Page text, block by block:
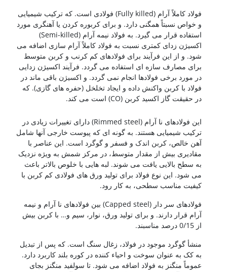
فولاد کاملاً آرام (Fully killed) فولادی است. که ترکیب شیمیایی
و خواص نسبتاً همگنی دارد. و برای کربوره کردن یا آهنگری مورد
استفاده قرار می گیرد. به فولاد نیمه آرام (Semi-killed)
اکسیژن زدای کمتری نسبت به فولاد کاملاً آرام سازی اضافه می
شود. و از این فرآیند برای فولادهای کم کرنب و کربن متوسط
برای مصارف سازه ای استفاده می گردد. فرآیند اکسیژن زدایی
در مورد برخی فولادها انجام نمی گردد. و اکسیژن باقی ماند در
فولاد با کربن واکنش داده و ایجاد تخلخل (حفره های گازی). که
در حقیقت گاز اکسید کربن (CO) است می کند.
این فولادهای نا آرام (Rimmed steel) دارای تغییرات زیادی در
ترکیب شیمیایی هستند. به گونه ای که پیوست خارجی آنها شامل
آهن خالص، کربن اندک و فسفر و گوگرد است. این عناصر با
مقادیری بیش از مقدار متوسط، در مرکز شمش به ویژه نزدیک
به سطح بالایی یافت می شوند. لبه هایی با خلوص بالاتر باعث
می شود. این نوع فولاد برای تولید ورق های فولادی کم کربن با
کیفیت مناسب سطحی، به کار رود.
فولادهای سر دار (Capped steel) بین فولادهای نا آرام و نیمه
آرام قرار دارند. و برای تولید ورق، نوار، سیم و… با کربن بیش
از 0/15 درصد مناسبند.
منشأ گوگرد موجود در فولاد، زغال سنگ است. که پس از تبدیل
به کک به عنوان سوخت و احیاء کننده در کوره بلند کاربرد دارد.
عموماً منگنز به فولاد اضافه می شود. تا سولفید منگنز بجای